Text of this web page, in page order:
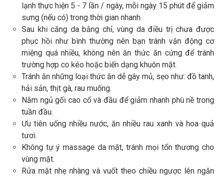
lạnh thực hiện 5 - 7 lần / ngày, mỗi ngày 15 phút để giảm
sưng (nếu có) trong thời gian nhanh.
Sau khi căng da bằng chỉ, vùng da điều trị chưa được
phục hồi như bình thường nên bạn tránh vận động cơ
miệng quá nhiều, không nên ăn thức ăn cứng để tránh
trường hợp co kéo hoặc biến dạng khuôn mặt.
Tránh ăn những loại thức ăn dễ gây mủ, sẹo như: đồ tanh,
hải sản, thịt gà, rau muống.
Nằm ngủ gối cao cổ và đầu để giảm nhanh phù nề trong
tuần đầu.
Ưu tiên uống nhiều nước, ăn nhiều rau xanh và hoa quả
tươi.
Không tự ý massage da mặt, tránh mọi tổn thương cho
vùng mặt.
Rửa mặt nhẹ nhàng và vuốt theo chiều ngược lên ngăn